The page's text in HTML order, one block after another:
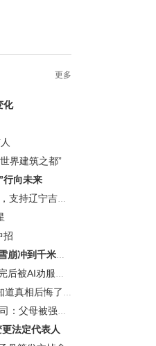
更多
化
界建筑之都”
行向未来
雨洪涝灾后恢复
招
到千米之下
AI劝服自首
了…警方公布细节
母被强风卷走
法定代表人